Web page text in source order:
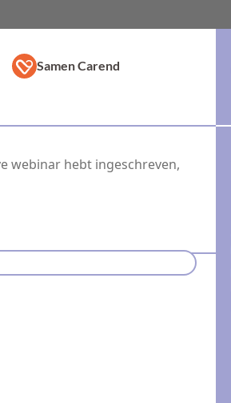
Samen Carend
webinar hebt ingeschreven,